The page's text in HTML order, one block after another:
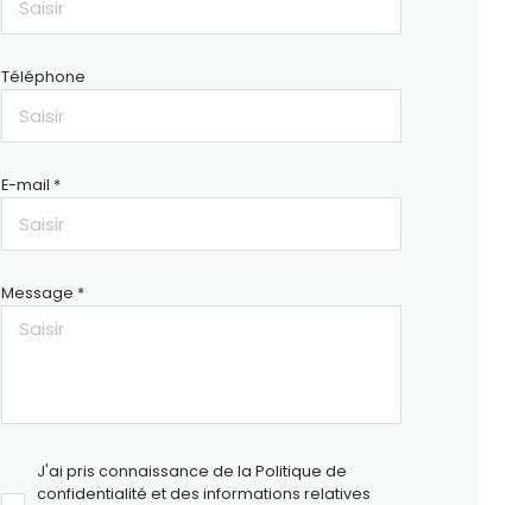
Téléphone
E-mail *
Message *
J'ai pris connaissance de la Politique de
confidentialité et des informations relatives